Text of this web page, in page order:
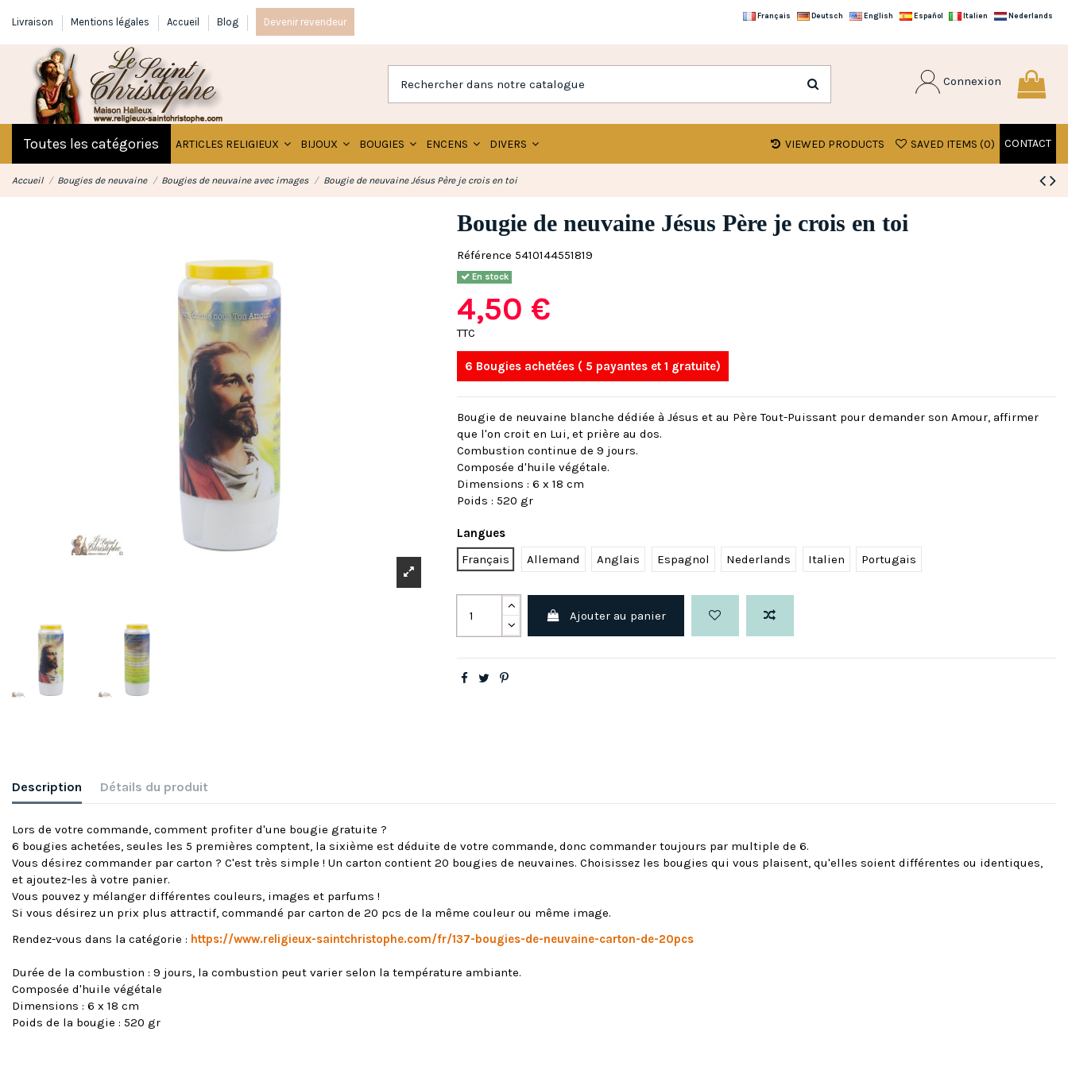
Livraison Mentions légales Accueil Blog Devenir revendeur
Français Deutsch English Español Italien Nederlands
Connexion
Toutes les catégories ARTICLES RELIGIEUX BIJOUX BOUGIES ENCENS DIVERS CONTACT
SAVED ITEMS (0)
VIEWED PRODUCTS
Accueil Bougies de neuvaine Bougies de neuvaine avec images Bougie de neuvaine Jésus Père je crois en toi
Bougie de neuvaine Jésus Père je crois en toi
Référence 5410144551819
En stock
4,50 €
TTC
6 Bougies achetées ( 5 payantes et 1 gratuite)
Bougie de neuvaine blanche dédiée à Jésus et au Père Tout-Puissant pour demander son Amour, affirmer
que l'on croit en Lui, et prière au dos.
Combustion continue de 9 jours.
Composée d'huile végétale.
Dimensions : 6 x 18 cm
Poids : 520 gr
Langues
Français
Allemand Anglais Espagnol Nederlands Italien Portugais
Ajouter au panier
Description Détails du produit
Lors de votre commande, comment profiter d'une bougie gratuite ?
6 bougies achetées, seules les 5 premières comptent, la sixième est déduite de votre commande, donc commander toujours par multiple de 6.
Vous désirez commander par carton ? C'est très simple ! Un carton contient 20 bougies de neuvaines. Choisissez les bougies qui vous plaisent, qu'elles soient différentes ou identiques,
et ajoutez-les à votre panier.
Vous pouvez y mélanger différentes couleurs, images et parfums !
Si vous désirez un prix plus attractif, commandé par carton de 20 pcs de la même couleur ou même image.
Rendez-vous dans la catégorie : https://www.religieux-saintchristophe.com/fr/137-bougies-de-neuvaine-carton-de-20pcs
Durée de la combustion : 9 jours, la combustion peut varier selon la température ambiante.
Composée d'huile végétale
Dimensions : 6 x 18 cm
Poids de la bougie : 520 gr